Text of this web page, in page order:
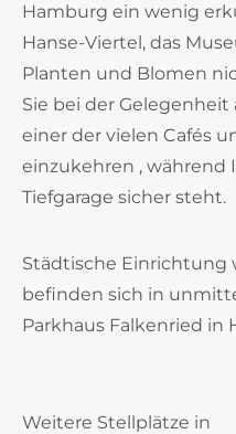
Hamburg ein wenig
Hanse-Viertel, das
Planten und Blomen
Sie bei der
einer der vielen Cafés
einzukehren , während
Tiefgarage sicher steht.
Städtische Einrichtung
befinden sich in
Parkhaus Falkenried in
Weitere Stellplätze in